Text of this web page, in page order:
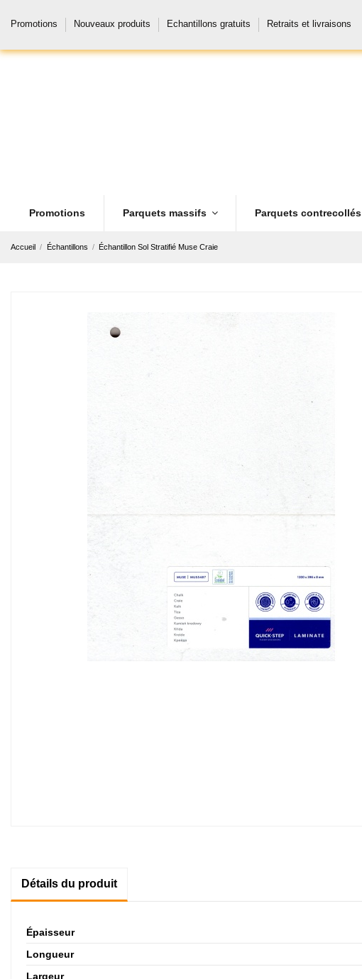
Promotions Nouveaux produits Echantillons gratuits Retraits et livraisons
Promotions Parquets massifs Parquets contrecollés
Accueil Échantillons Échantillon Sol Stratifié Muse Craie
Détails du produit
Épaisseur
Longueur
Largeur